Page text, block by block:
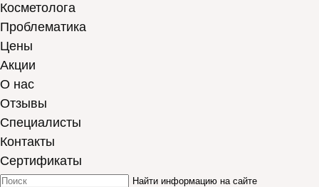
Косметолога
Проблематика
Цены
Акции
О нас
Отзывы
Cпециалисты
Контакты
Сертификаты
Найти информацию на сайте